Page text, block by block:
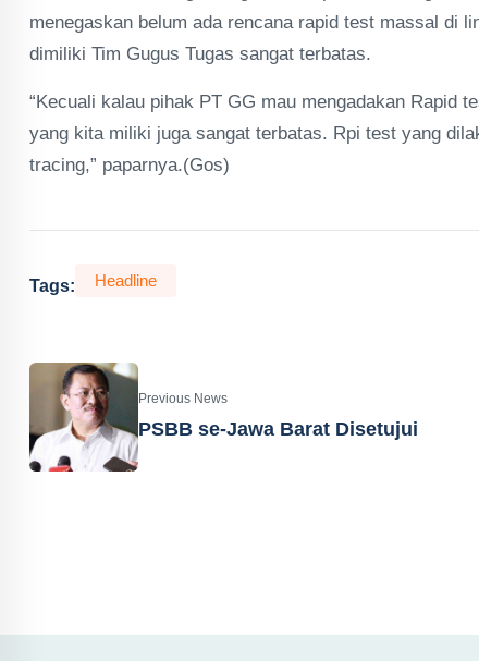
menegaskan belum ada rencana rapid test massal di
dimiliki Tim Gugus Tugas sangat terbatas.
“Kecuali kalau pihak PT GG mau mengadakan Rapid
yang kita miliki juga sangat terbatas. Rpi test yang
tracing,” paparnya.(Gos)
Tags: Headline
Previous News
PSBB se-Jawa Barat Disetujui